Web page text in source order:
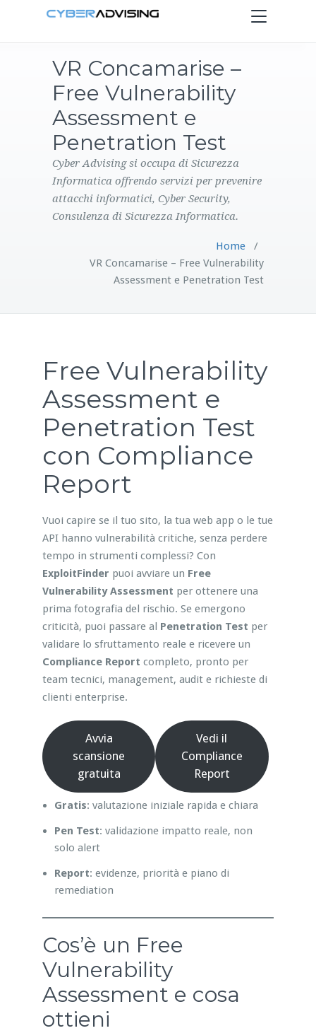
Toggle
navigation
PRODOTTI
CONTATTI
VR Concamarise –
Free Vulnerability
Assessment e
Penetration Test
Cyber Advising si occupa di Sicurezza
Informatica offrendo servizi per prevenire
attacchi informatici, Cyber Security,
Consulenza di Sicurezza Informatica.
Home/
VR Concamarise – Free Vulnerability
Assessment e Penetration Test
Free Vulnerability
Assessment e
Penetration Test
con Compliance
Report
Vuoi capire se il tuo sito, la tua web app o le tue
API hanno vulnerabilità critiche, senza perdere
tempo in strumenti complessi? Con
ExploitFinder puoi avviare un Free
Vulnerability Assessment per ottenere una
prima fotografia del rischio. Se emergono
criticità, puoi passare al Penetration Test per
validare lo sfruttamento reale e ricevere un
Compliance Report completo, pronto per
team tecnici, management, audit e richieste di
clienti enterprise.
Avvia
scansione
gratuita
Vedi il
Compliance
Report
Gratis: valutazione iniziale rapida e chiara
Pen Test: validazione impatto reale, non
solo alert
Report: evidenze, priorità e piano di
remediation
Cos’è un Free
Vulnerability
Assessment e cosa
ottieni